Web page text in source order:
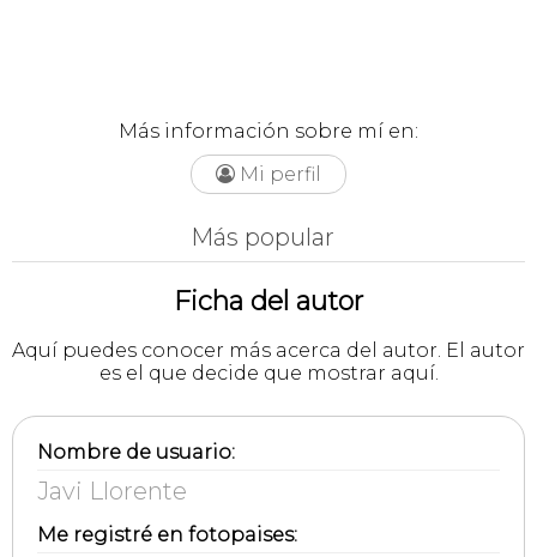
Más información sobre mí en:
 Mi perfil
Más popular
Ficha del autor
Aquí puedes conocer más acerca del autor. El autor
es el que decide que mostrar aquí.
Nombre de usuario:
Javi Llorente
Me registré en fotopaises: